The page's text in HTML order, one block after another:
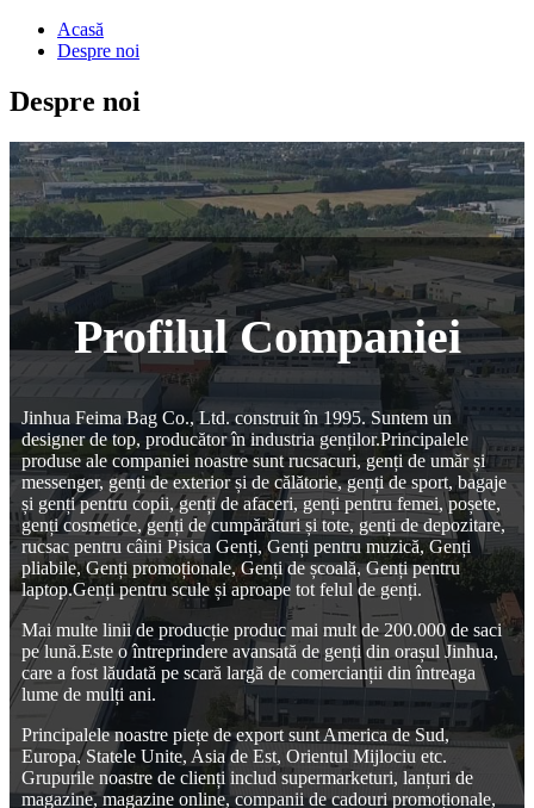
Acasă
Despre noi
Despre noi
Profilul Companiei
Jinhua Feima Bag Co., Ltd. construit în 1995. Suntem un
designer de top, producător în industria genților.Principalele
produse ale companiei noastre sunt rucsacuri, genți de umăr și
messenger, genți de exterior și de călătorie, genți de sport, bagaje
și genți pentru copii, genți de afaceri, genți pentru femei, poșete,
genți cosmetice, genți de cumpărături și tote, genți de depozitare,
rucsac pentru câini Pisica Genți, Genți pentru muzică, Genți
pliabile, Genți promoționale, Genți de școală, Genți pentru
laptop.Genți pentru scule și aproape tot felul de genți.
Mai multe linii de producție produc mai mult de 200.000 de saci
pe lună.Este o întreprindere avansată de genți din orașul Jinhua,
care a fost lăudată pe scară largă de comercianții din întreaga
lume de mulți ani.
Principalele noastre piețe de export sunt America de Sud,
Europa, Statele Unite, Asia de Est, Orientul Mijlociu etc.
Grupurile noastre de clienți includ supermarketuri, lanțuri de
magazine, magazine online, companii de cadouri promoționale,